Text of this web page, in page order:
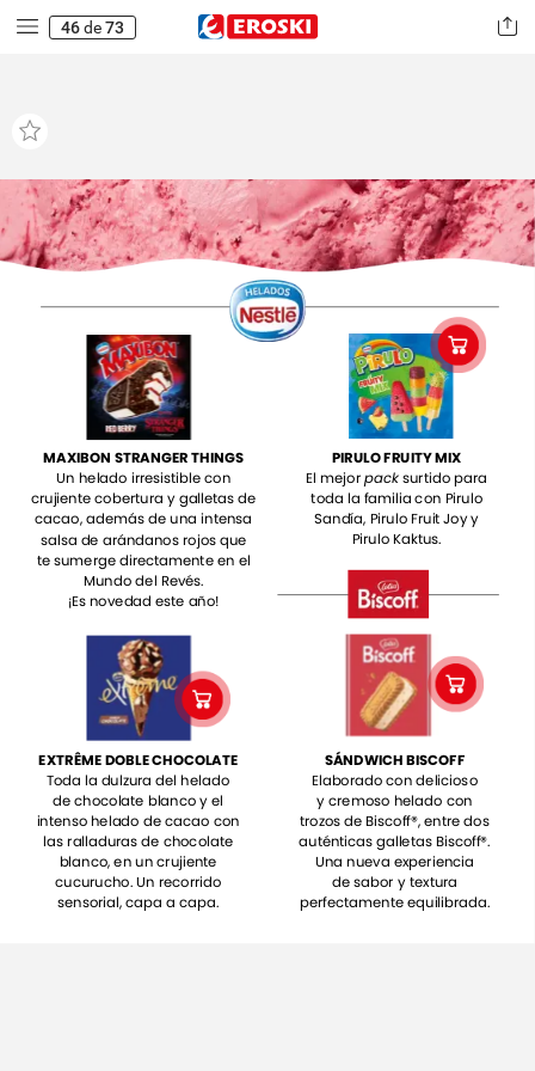
46de73
MAXIBON STRANGERTHINGS
Un helado irresistiblecon
crujientecobertura y galletas de
cacao,ademásde una intensa
salsa de arándanosrojosque
tesumergedirectamenteen el
Mundo del Revés.
¡Esnovedad este año!
EXTRÊMEDOBLECHOCOLATE
Toda la dulzura del helado
dechocolate blanco yel
intensohelado decacao con
lasralladurasde chocolate
blanco, en un crujiente
cucurucho.Un recorrido
sensorial,capa a capa.
PIRULOFRUITYMIX
El mejorpacksurtidopara
toda la familia con Pirulo
Sandía, PiruloFruit Joyy
PiruloKaktus.
SÁNDWICHBISCOFF
Elaborado con delicioso
ycremoso helado con
trozosde Biscoff®,entre dos
auténticasgalletas Biscoff®.
Una nueva experiencia
desabor y textura
perfectamenteequilibrada.